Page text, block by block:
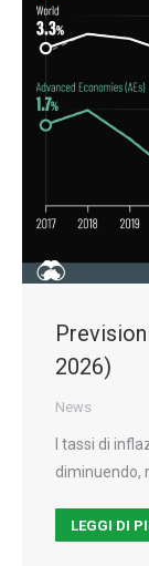
2026)
News
I tassi di
diminuendo,
LEGGI DI